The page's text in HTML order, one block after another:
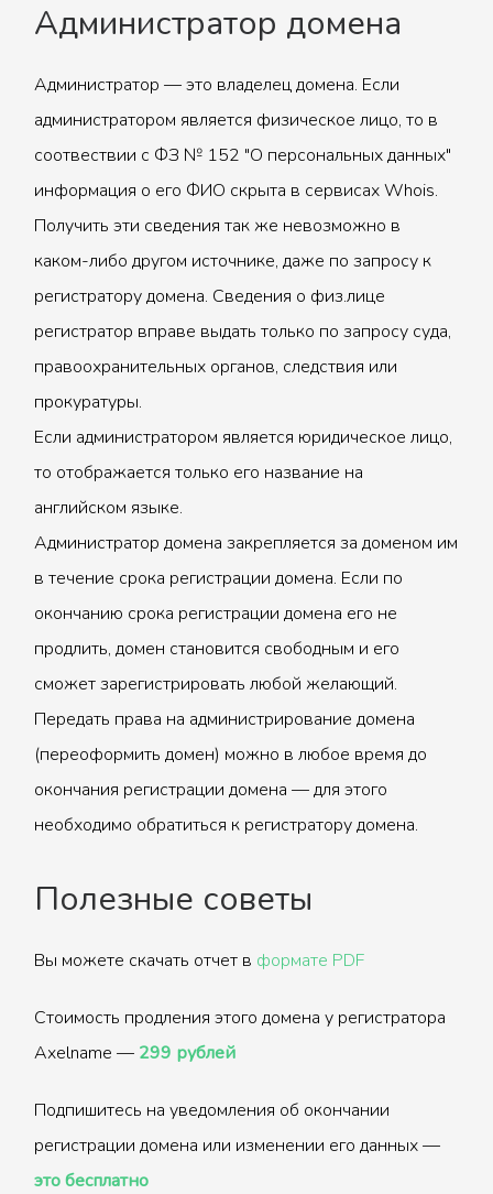
Администратор домена
Администратор — это владелец домена. Если
администратором является физическое лицо, то в
соотвествии с ФЗ № 152 "О персональных данных"
информация о его ФИО скрыта в сервисах Whois.
Получить эти сведения так же невозможно в
каком-либо другом источнике, даже по запросу к
регистратору домена. Сведения о физ.лице
регистратор вправе выдать только по запросу суда,
правоохранительных органов, следствия или
прокуратуры.
Если администратором является юридическое лицо,
то отображается только его название на
английском языке.
Администратор домена закрепляется за доменом им
в течение срока регистрации домена. Если по
окончанию срока регистрации домена его не
продлить, домен становится свободным и его
сможет зарегистрировать любой желающий.
Передать права на администрирование домена
(переоформить домен) можно в любое время до
окончания регистрации домена — для этого
необходимо обратиться к регистратору домена.
Полезные советы
Вы можете скачать отчет в формате PDF
Стоимость продления этого домена у регистратора
Axelname — 299 рублей
Подпишитесь на уведомления об окончании
регистрации домена или изменении его данных —
это бесплатно